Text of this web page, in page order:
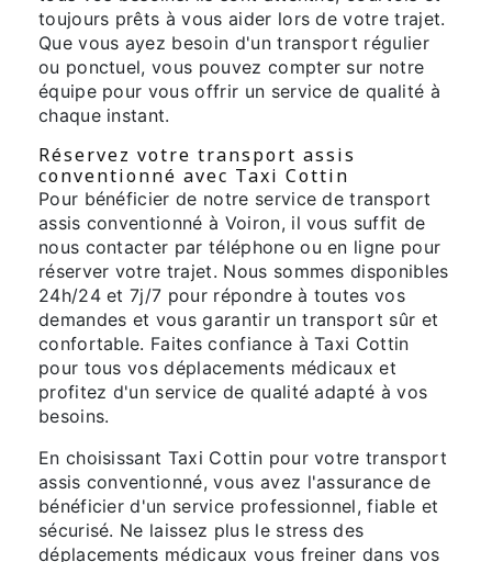
toujours prêts à vous aider lors de votre trajet.
Que vous ayez besoin d'un transport régulier
ou ponctuel, vous pouvez compter sur notre
équipe pour vous offrir un service de qualité à
chaque instant.
Réservez votre transport assis
conventionné avec Taxi Cottin
Pour bénéficier de notre service de transport
assis conventionné à Voiron, il vous suffit de
nous contacter par téléphone ou en ligne pour
réserver votre trajet. Nous sommes disponibles
24h/24 et 7j/7 pour répondre à toutes vos
demandes et vous garantir un transport sûr et
confortable. Faites confiance à Taxi Cottin
pour tous vos déplacements médicaux et
profitez d'un service de qualité adapté à vos
besoins.
En choisissant Taxi Cottin pour votre transport
assis conventionné, vous avez l'assurance de
bénéficier d'un service professionnel, fiable et
sécurisé. Ne laissez plus le stress des
déplacements médicaux vous freiner dans vos